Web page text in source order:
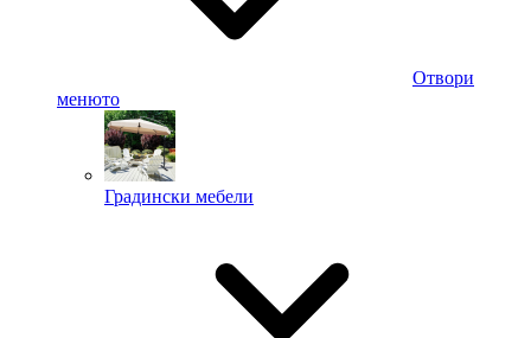
Отвори
менюто
Градински мебели